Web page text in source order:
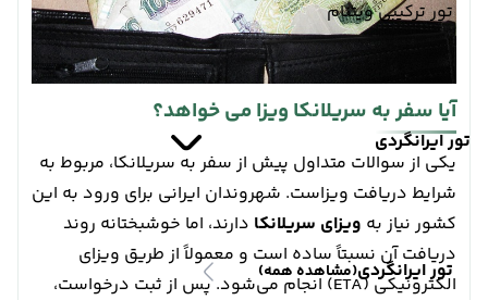
تور ترکیبی ویتنام
تور ایرانگردی
تور ایرانگردی(مشاهده همه)
آیا سفر به سریلانکا ویزا می خواهد؟
یکی از سوالات متداول پیش از سفر به سریلانکا، مربوط به
شرایط دریافت ویزاست. شهروندان ایرانی برای ورود به این
کشور نیاز به ویزای سریلانکا دارند، اما خوشبختانه روند
دریافت آن نسبتاً ساده است و معمولاً از طریق ویزای
الکترونیکی (ETA) انجام می‌شود. پس از ثبت درخواست،